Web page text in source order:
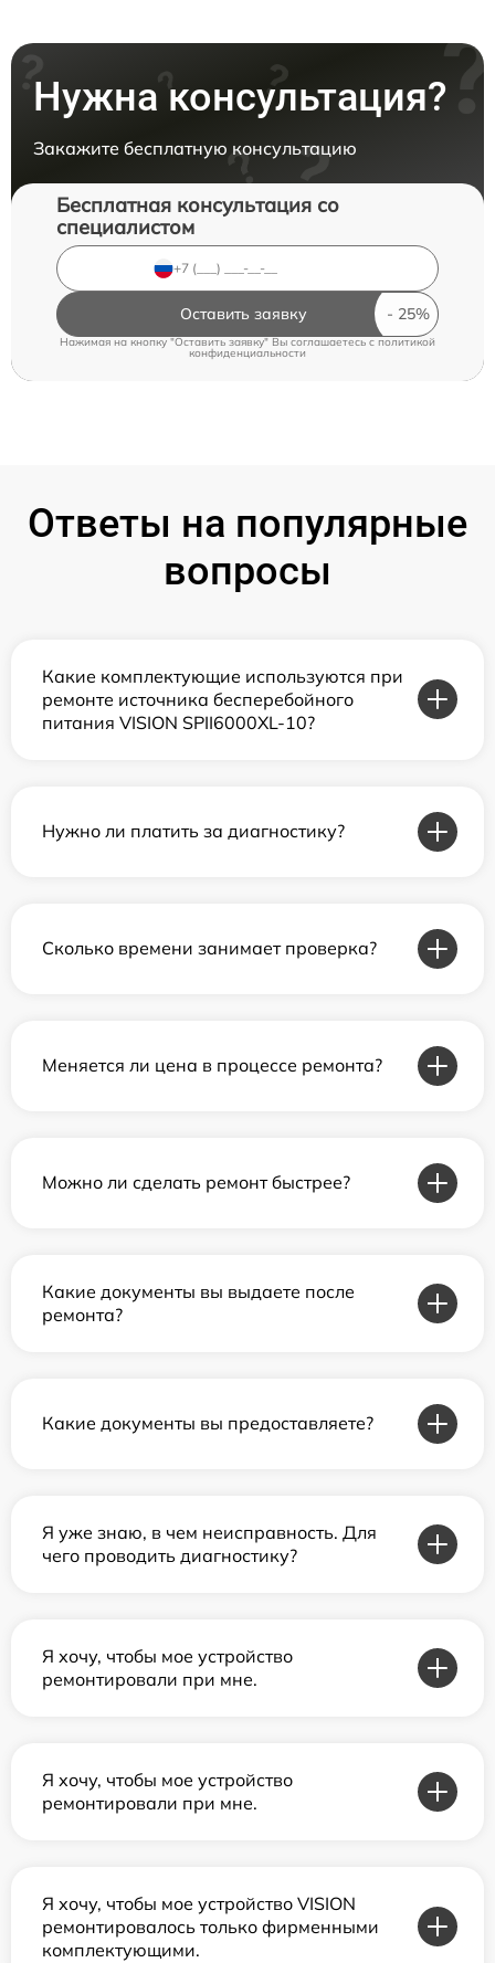
Нужна консультация?
Закажите бесплатную консультацию
Бесплатная консультация со
специалистом
Оставить заявку
Нажимая на кнопку "Оставить заявку" Вы соглашаетесь cполитикой
конфиденциальности
Ответы на популярные
вопросы
Какие комплектующие используются при
ремонте источника бесперебойного
питания VISION SPII6000XL-10?
Нужно ли платить за диагностику?
Сколько времени занимает проверка?
Меняется ли цена в процессе ремонта?
Можно ли сделать ремонт быстрее?
Какие документы вы выдаете после
ремонта?
Какие документы вы предоставляете?
Я уже знаю, в чем неисправность. Для
чего проводить диагностику?
Я хочу, чтобы мое устройство
ремонтировали при мне.
Я хочу, чтобы мое устройство
ремонтировали при мне.
Я хочу, чтобы мое устройство VISION
ремонтировалось только фирменными
комплектующими.